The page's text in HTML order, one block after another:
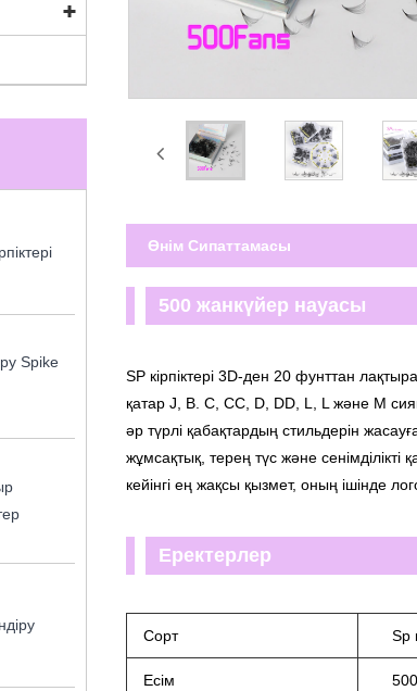
Spike
Өнім Сипаттамасы
500 жанкүйер науасы
SP кірпіктері 3D-ден 20 фунттан
қатар J, B. C, CC, D, DD, L, L және M
әр түрлі қабақтардың стильдерін
жұмсақтық, терең түс және
кейінгі ең жақсы қызмет, оның ішінде
Еректерлер
Сорт Sp
Есім 500